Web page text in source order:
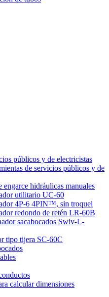
públicos y de electricistas
de servicios públicos y de
engarce hidráulicas manuales
utilitario UC-60
4P-6 4PIN™, sin troquel
redondo de retén LR-60B
sacabocados Swiv-L-
tipo tijera SC-60C
calcular dimensiones